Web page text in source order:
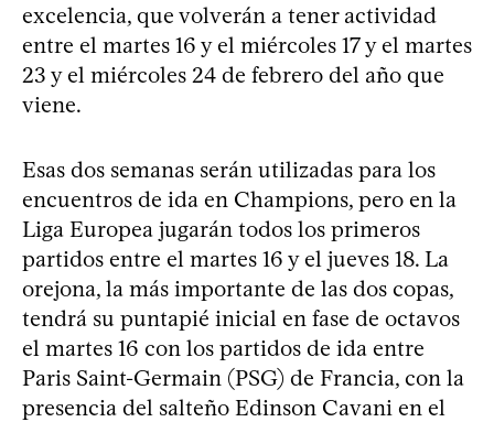
excelencia, que volverán a tener actividad
entre el martes 16 y el miércoles 17 y el martes
23 y el miércoles 24 de febrero del año que
viene.
Esas dos semanas serán utilizadas para los
encuentros de ida en Champions, pero en la
Liga Europea jugarán todos los primeros
partidos entre el martes 16 y el jueves 18. La
orejona, la más importante de las dos copas,
tendrá su puntapié inicial en fase de octavos
el martes 16 con los partidos de ida entre
Paris Saint-Germain (PSG) de Francia, con la
presencia del salteño Edinson Cavani en el